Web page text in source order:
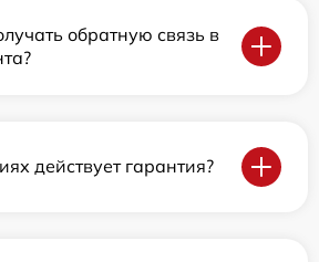
обратную связь в
действует гарантия?